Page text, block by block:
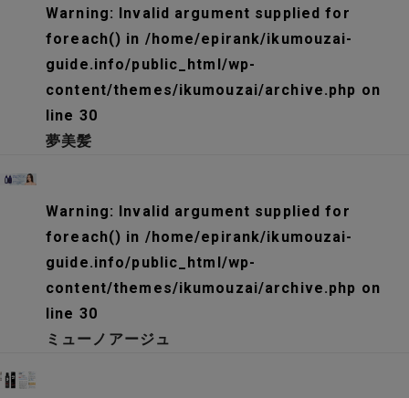
Warning: Invalid argument supplied for
foreach() in /home/epirank/ikumouzai-
guide.info/public_html/wp-
content/themes/ikumouzai/archive.php on
line 30
夢美髪
Warning: Invalid argument supplied for
foreach() in /home/epirank/ikumouzai-
guide.info/public_html/wp-
content/themes/ikumouzai/archive.php on
line 30
ミューノアージュ